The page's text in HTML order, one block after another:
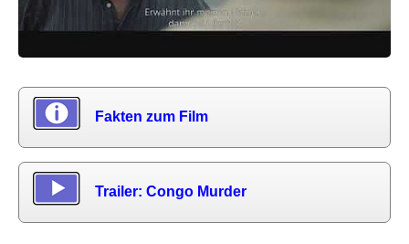
Fakten zum Film
Trailer: Congo Murder